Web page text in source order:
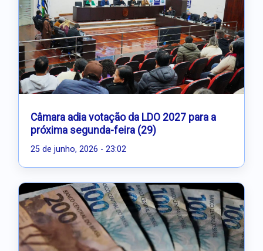
Câmara adia votação da LDO 2027 para a
próxima segunda-feira (29)
25 de junho, 2026 - 23:02